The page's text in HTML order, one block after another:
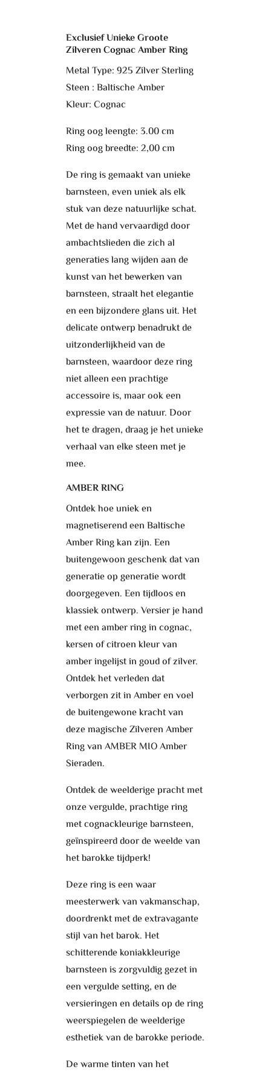
Exclusief Unieke Groote
Zilveren Cognac Amber Ring
Metal Type: 925 Zilver Sterling
Steen : Baltische Amber
Kleur: Cognac
Ring oog leengte: 3.00 cm
Ring oog breedte: 2,00 cm
De ring is gemaakt van unieke
barnsteen, even uniek als elk
stuk van deze natuurlijke schat.
Met de hand vervaardigd door
ambachtslieden die zich al
generaties lang wijden aan de
kunst van het bewerken van
barnsteen, straalt het elegantie
en een bijzondere glans uit. Het
delicate ontwerp benadrukt de
uitzonderlijkheid van de
barnsteen, waardoor deze ring
niet alleen een prachtige
accessoire is, maar ook een
expressie van de natuur. Door
het te dragen, draag je het unieke
verhaal van elke steen met je
mee.
AMBER RING
Ontdek hoe uniek en
magnetiserend een Baltische
Amber Ring kan zijn. Een
buitengewoon geschenk dat van
generatie op generatie wordt
doorgegeven. Een tijdloos en
klassiek ontwerp. Versier je hand
met een amber ring in cognac,
kersen of citroen kleur van
amber ingelijst in goud of zilver.
Ontdek het verleden dat
verborgen zit in Amber en voel
de buitengewone kracht van
deze magische Zilveren Amber
Ring van AMBER MIO Amber
Sieraden.
Ontdek de weelderige pracht met
onze vergulde, prachtige ring
met cognackleurige barnsteen,
geïnspireerd door de weelde van
het barokke tijdperk!
Deze ring is een waar
meesterwerk van vakmanschap,
doordrenkt met de extravagante
stijl van het barok. Het
schitterende koniakkleurige
barnsteen is zorgvuldig gezet in
een vergulde setting, en de
versieringen en details op de ring
weerspiegelen de weelderige
esthetiek van de barokke periode.
De warme tinten van het